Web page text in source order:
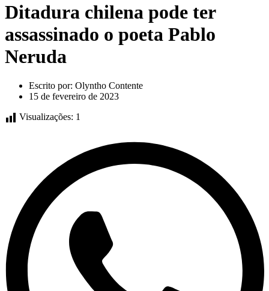
Ditadura chilena pode ter
assassinado o poeta Pablo
Neruda
Escrito por: Olyntho Contente
15 de fevereiro de 2023
Visualizações: 1